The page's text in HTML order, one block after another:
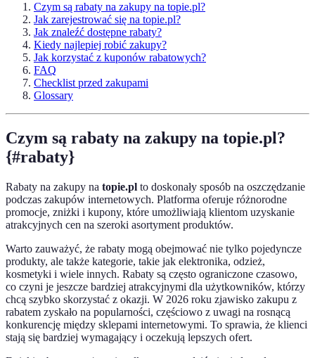
Czym są rabaty na zakupy na topie.pl?
Jak zarejestrować się na topie.pl?
Jak znaleźć dostępne rabaty?
Kiedy najlepiej robić zakupy?
Jak korzystać z kuponów rabatowych?
FAQ
Checklist przed zakupami
Glossary
Czym są rabaty na zakupy na topie.pl?
{#rabaty}
Rabaty na zakupy na topie.pl to doskonały sposób na oszczędzanie
podczas zakupów internetowych. Platforma oferuje różnorodne
promocje, zniżki i kupony, które umożliwiają klientom uzyskanie
atrakcyjnych cen na szeroki asortyment produktów.
Warto zauważyć, że rabaty mogą obejmować nie tylko pojedyncze
produkty, ale także kategorie, takie jak elektronika, odzież,
kosmetyki i wiele innych. Rabaty są często ograniczone czasowo,
co czyni je jeszcze bardziej atrakcyjnymi dla użytkowników, którzy
chcą szybko skorzystać z okazji. W 2026 roku zjawisko zakupu z
rabatem zyskało na popularności, częściowo z uwagi na rosnącą
konkurencję między sklepami internetowymi. To sprawia, że klienci
stają się bardziej wymagający i oczekują lepszych ofert.